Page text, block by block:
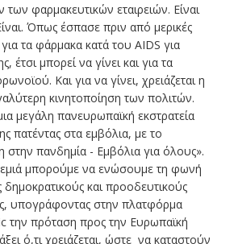
των φαρμακευτικών εταιρειών. Είναι
Όπως έσπασε πριν από μερικές
για τα φάρμακα κατά του AIDS για
έτσι μπορεί να γίνει και για τα
Και για να γίνει, χρειάζεται η
κινητοποίηση των πολιτών.
μεγάλη πανευρωπαϊκή εκστρατεία
πατέντας στα εμβόλια, με το
πανδημία - Εμβόλια για όλους».
μπορούμε να ενώσουμε τη φωνή
δημοκρατικούς και προοδευτικούς
υπογράφοντας στην πλατφόρμα
την πρόταση προς την Ευρωπαϊκή
ό,τι χρειάζεται, ώστε να καταστούν